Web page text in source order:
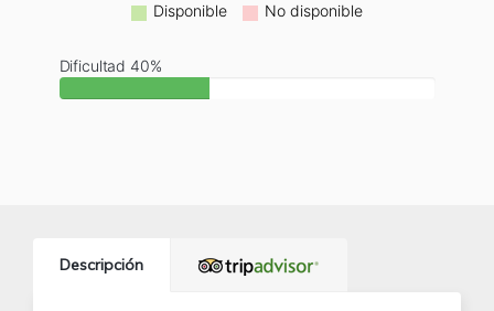
Disponible No disponible
Dificultad 40%
Descripción